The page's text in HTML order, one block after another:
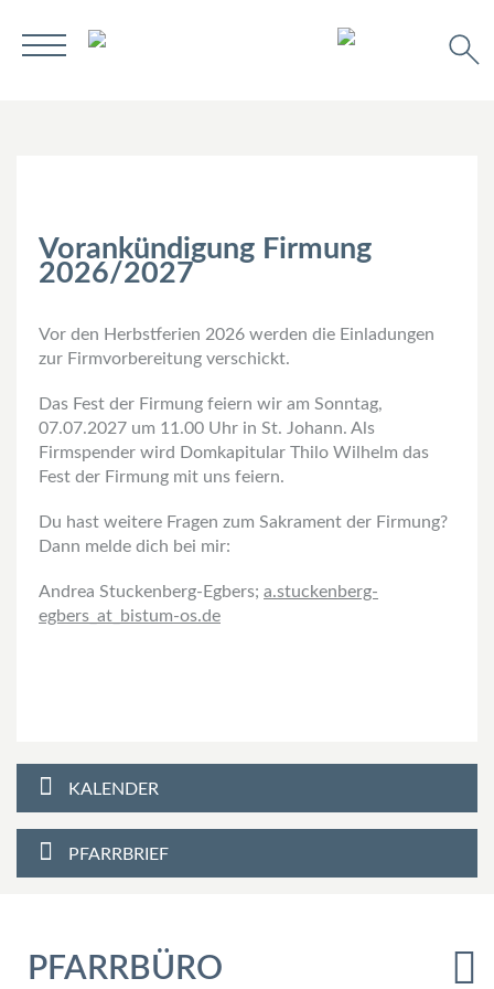
Vorankündigung Firmung
2026/2027
Vor den Herbstferien 2026 werden die Einladungen
zur Firmvorbereitung verschickt.
Das Fest der Firmung feiern wir am Sonntag,
07.07.2027 um 11.00 Uhr in St. Johann. Als
Firmspender wird Domkapitular Thilo Wilhelm das
Fest der Firmung mit uns feiern.
Du hast weitere Fragen zum Sakrament der Firmung?
Dann melde dich bei mir:
Andrea Stuckenberg-Egbers; a.stuckenberg-
egbers _at_ bistum-os.de
KALENDER
PFARRBRIEF
PFARRBÜRO